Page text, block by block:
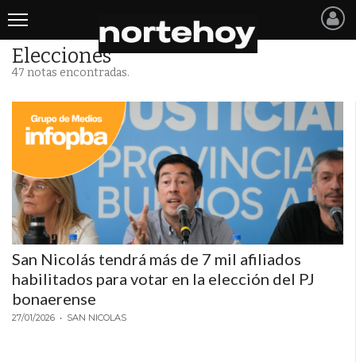
Últimas
INICIO
NOTICIAS RECIENTES
SAN NICOLAS
RAMALLO
SAN PEDRO
PROVINCIA
PAIS
Elecciones
47 notas encontradas.
San Nicolás tendrá más de 7 mil afiliados
habilitados para votar en la elección del PJ
bonaerense
27/01/2026 • SAN NICOLAS